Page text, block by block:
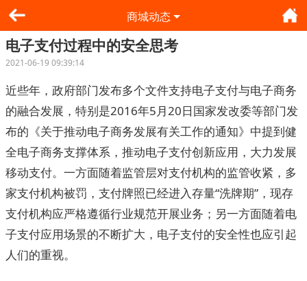
商城动态
电子支付过程中的安全思考
2021-06-19 09:39:14
近些年，政府部门发布多个文件支持电子支付与电子商务
的融合发展，特别是2016年5月20日国家发改委等部门发
布的《关于推动电子商务发展有关工作的通知》中提到健
全电子商务支撑体系，推动电子支付创新应用，大力发展
移动支付。一方面随着监管层对支付机构的监管收紧，多
家支付机构被罚，支付牌照已经进入存量“洗牌期”，现存
支付机构应严格遵循行业规范开展业务；另一方面随着电
子支付应用场景的不断扩大，电子支付的安全性也应引起
人们的重视。